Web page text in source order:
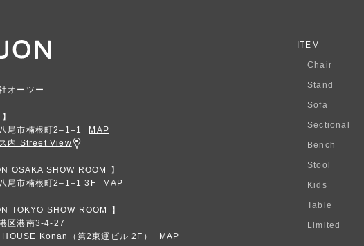
オーツー
尾市楠根町2‒1‒1
MAP
内 Street View
OSAKA SHOW ROOM
尾市楠根町2‒1‒1 3F
MAP
TOKYO SHOW ROOM
区港南3-4-27
HOUSE Konan（第2東運ビル 2F）
MAP
ITEM
Chair
Stand
Sofa
Sectional
Bench
Stool
Kids
Table
Limited